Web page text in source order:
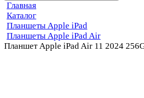
Главная
Каталог
Планшеты Apple iPad
Планшеты Apple iPad Air
Планшет Apple iPad Air 11 2024